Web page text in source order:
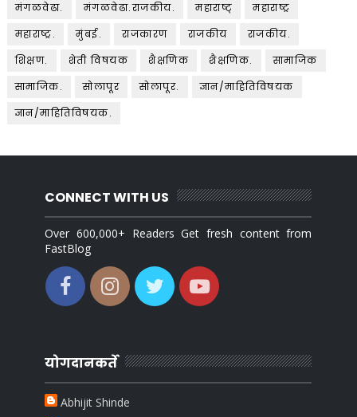
मंगळवेढा.
मंगळवेढा.राजकीय. महाराष्ट्
महाराष्ट्र
महाराष्ट्र.
मुंबई. राजकारण राजकीय
राजकीय.
शिक्षण.
शेती विषयक शैक्षणिक शैक्षणिक.
सामाजिक
सामाजिक.
सोलापूर सोलापूर.
ज्ञान/माहितिविषयक
ज्ञान/माहितिविषयक.
CONNECT WITH US
Over 600,000+ Readers Get fresh content from
FastBlog
योगदानकर्ते
Abhijit Shinde